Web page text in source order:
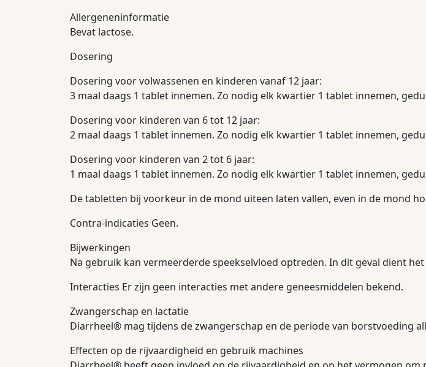
Allergeneninformatie
Bevat lactose.
Dosering
Dosering voor volwassenen en kinderen vanaf 12 jaar:
3 maal daags 1 tablet innemen. Zo nodig elk kwartier 1 tablet innemen,
Dosering voor kinderen van 6 tot 12 jaar:
2 maal daags 1 tablet innemen. Zo nodig elk kwartier 1 tablet innemen,
Dosering voor kinderen van 2 tot 6 jaar:
1 maal daags 1 tablet innemen. Zo nodig elk kwartier 1 tablet innemen,
De tabletten bij voorkeur in de mond uiteen laten vallen, even in de mond
Contra-indicaties Geen.
Bijwerkingen
Na gebruik kan vermeerderde speekselvloed optreden. In dit geval dient
Interacties Er zijn geen interacties met andere geneesmiddelen bekend.
Zwangerschap en lactatie
Diarrheel® mag tijdens de zwangerschap en de periode van borstvoeding
Effecten op de rijvaardigheid en gebruik machines